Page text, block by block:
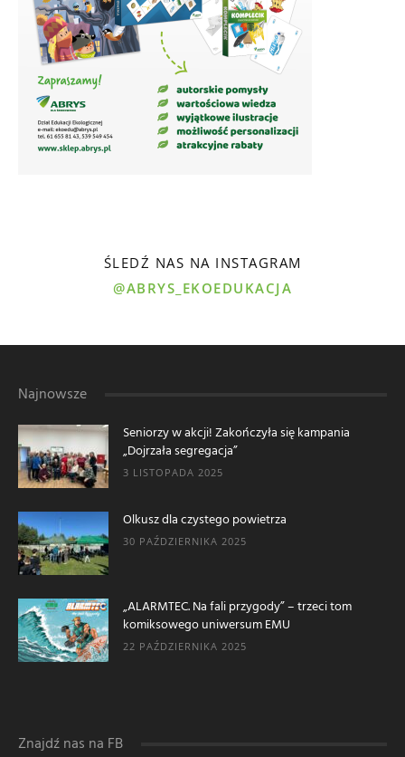
ŚLEDŹ NAS NA INSTAGRAM
@ABRYS_EKOEDUKACJA
Najnowsze
Seniorzy w akcji! Zakończyła się kampania
„Dojrzała segregacja”
3 LISTOPADA 2025
Olkusz dla czystego powietrza
30 PAŹDZIERNIKA 2025
„ALARMTEC. Na fali przygody” – trzeci tom
komiksowego uniwersum EMU
22 PAŹDZIERNIKA 2025
Znajdź nas na FB